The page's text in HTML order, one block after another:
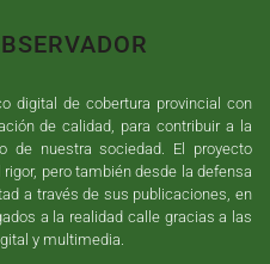
digital de cobertura provincial con
de calidad, para contribuir a la
de nuestra sociedad. El proyecto
pero también desde la defensa
a través de sus publicaciones, en
a la realidad calle gracias a las
y multimedia.